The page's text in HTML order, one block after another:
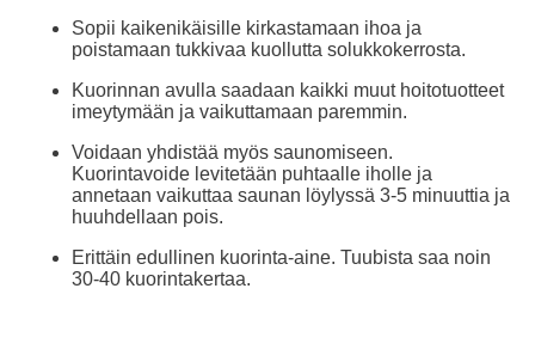
Sopii kaikenikäisille kirkastamaan ihoa ja
poistamaan tukkivaa kuollutta solukkokerrosta.
Kuorinnan avulla saadaan kaikki muut hoitotuotteet
imeytymään ja vaikuttamaan paremmin.
Voidaan yhdistää myös saunomiseen.
Kuorintavoide levitetään puhtaalle iholle ja
annetaan vaikuttaa saunan löylyssä 3-5 minuuttia ja
huuhdellaan pois.
Erittäin edullinen kuorinta-aine. Tuubista saa noin
30-40 kuorintakertaa.